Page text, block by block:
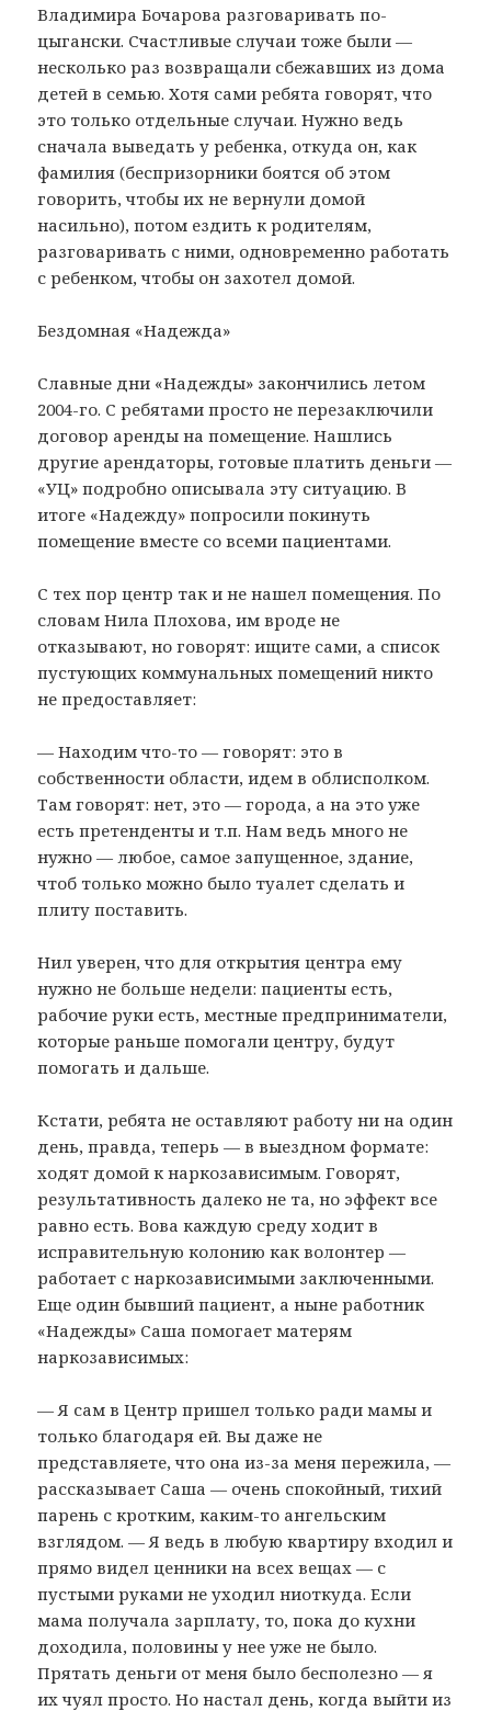
Владимира Бочарова разговаривать по-
цыгански. Счастливые случаи тоже были —
несколько раз возвращали сбежавших из дома
детей в семью. Хотя сами ребята говорят, что
это только отдельные случаи. Нужно ведь
сначала выведать у ребенка, откуда он, как
фамилия (беспризорники боятся об этом
говорить, чтобы их не вернули домой
насильно), потом ездить к родителям,
разговаривать с ними, одновременно работать
с ребенком, чтобы он захотел домой.
Бездомная «Надежда»
Славные дни «Надежды» закончились летом
2004-го. С ребятами просто не перезаключили
договор аренды на помещение. Нашлись
другие арендаторы, готовые платить деньги —
«УЦ» подробно описывала эту ситуацию. В
итоге «Надежду» попросили покинуть
помещение вместе со всеми пациентами.
С тех пор центр так и не нашел помещения. По
словам Нила Плохова, им вроде не
отказывают, но говорят: ищите сами, а список
пустующих коммунальных помещений никто
не предоставляет:
— Находим что-то — говорят: это в
собственности области, идем в облисполком.
Там говорят: нет, это — города, а на это уже
есть претенденты и т.п. Нам ведь много не
нужно — любое, самое запущенное, здание,
чтоб только можно было туалет сделать и
плиту поставить.
Нил уверен, что для открытия центра ему
нужно не больше недели: пациенты есть,
рабочие руки есть, местные предприниматели,
которые раньше помогали центру, будут
помогать и дальше.
Кстати, ребята не оставляют работу ни на один
день, правда, теперь — в выездном формате:
ходят домой к наркозависимым. Говорят,
результативность далеко не та, но эффект все
равно есть. Вова каждую среду ходит в
исправительную колонию как волонтер —
работает с наркозависимыми заключенными.
Еще один бывший пациент, а ныне работник
«Надежды» Саша помогает матерям
наркозависимых:
— Я сам в Центр пришел только ради мамы и
только благодаря ей. Вы даже не
представляете, что она из-за меня пережила, —
рассказывает Саша — очень спокойный, тихий
парень с кротким, каким-то ангельским
взглядом. — Я ведь в любую квартиру входил и
прямо видел ценники на всех вещах — с
пустыми руками не уходил ниоткуда. Если
мама получала зарплату, то, пока до кухни
доходила, половины у нее уже не было.
Прятать деньги от меня было бесполезно — я
их чуял просто. Но настал день, когда выйти из